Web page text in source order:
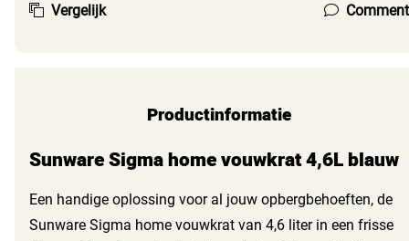
Vergelijk Comment
Productinformatie
Sunware Sigma home vouwkrat 4,6L blauw
Een handige oplossing voor al jouw opbergbehoeften, de
Sunware Sigma home vouwkrat van 4,6 liter in een frisse